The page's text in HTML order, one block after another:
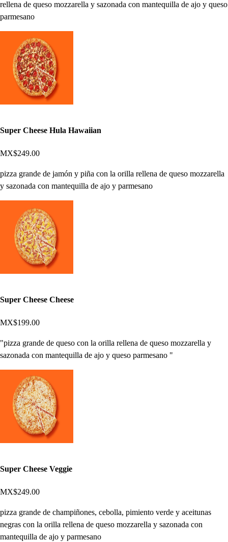
rellena de queso mozzarella y sazonada con mantequilla de ajo y queso
parmesano
Super Cheese Hula Hawaiian
MX$249.00
pizza grande de jamón y piña con la orilla rellena de queso mozzarella
y sazonada con mantequilla de ajo y parmesano
Super Cheese Cheese
MX$199.00
"pizza grande de queso con la orilla rellena de queso mozzarella y
sazonada con mantequilla de ajo y queso parmesano "
Super Cheese Veggie
MX$249.00
pizza grande de champiñones, cebolla, pimiento verde y aceitunas
negras con la orilla rellena de queso mozzarella y sazonada con
mantequilla de ajo y parmesano